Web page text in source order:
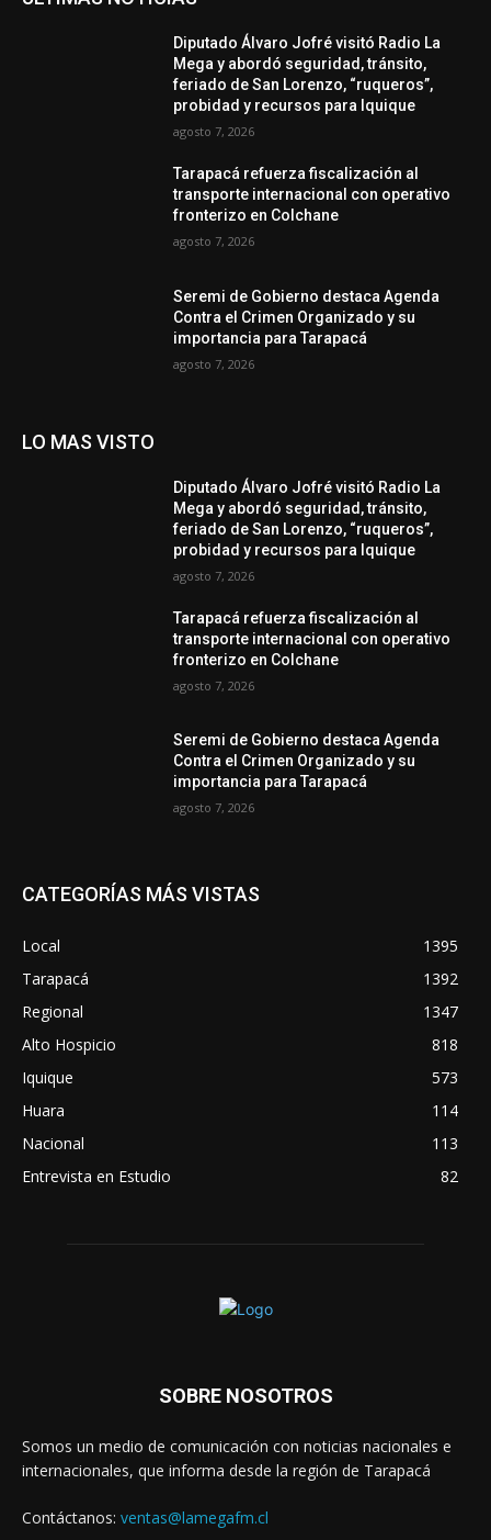
Diputado Álvaro Jofré visitó Radio La
Mega y abordó seguridad, tránsito,
feriado de San Lorenzo, “ruqueros”,
probidad y recursos para Iquique
agosto 7, 2026
Tarapacá refuerza fiscalización al
transporte internacional con operativo
fronterizo en Colchane
agosto 7, 2026
Seremi de Gobierno destaca Agenda
Contra el Crimen Organizado y su
importancia para Tarapacá
agosto 7, 2026
LO MAS VISTO
Diputado Álvaro Jofré visitó Radio La
Mega y abordó seguridad, tránsito,
feriado de San Lorenzo, “ruqueros”,
probidad y recursos para Iquique
agosto 7, 2026
Tarapacá refuerza fiscalización al
transporte internacional con operativo
fronterizo en Colchane
agosto 7, 2026
Seremi de Gobierno destaca Agenda
Contra el Crimen Organizado y su
importancia para Tarapacá
agosto 7, 2026
CATEGORÍAS MÁS VISTAS
Local
1395
Tarapacá
1392
Regional
1347
Alto Hospicio
818
Iquique
573
Huara
114
Nacional
113
Entrevista en Estudio
82
SOBRE NOSOTROS
Somos un medio de comunicación con noticias nacionales e
internacionales, que informa desde la región de Tarapacá
Contáctanos: ventas@lamegafm.cl